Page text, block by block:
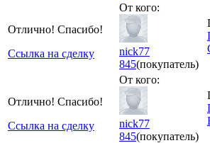
Отлично! Спасибо!
Ссылка на сделку
От кого:
nick77
845(покупатель)
Отлично! Спасибо!
Ссылка на сделку
От кого:
nick77
845(покупатель)